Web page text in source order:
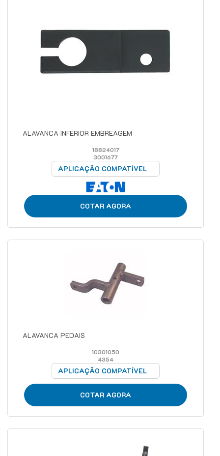
ALAVANCA INFERIOR EMBREAGEM
18824017
3001677
APLICAÇÃO COMPATÍVEL
COTAR AGORA
ALAVANCA PEDAIS
10301050
4354
APLICAÇÃO COMPATÍVEL
COTAR AGORA